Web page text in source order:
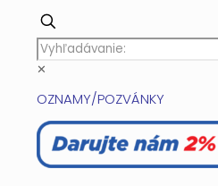
✕
OZNAMY/POZVÁNKY